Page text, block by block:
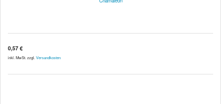
0,57 €
inkl. MwSt. zzgl. Versandkosten